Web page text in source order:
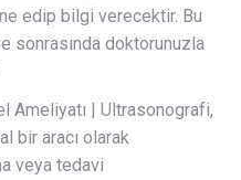
edip bilgi verecektir. Bu
sonrasında doktorunuzla
Ameliyatı | Ultrasonografi,
bir aracı olarak
veya tedavi